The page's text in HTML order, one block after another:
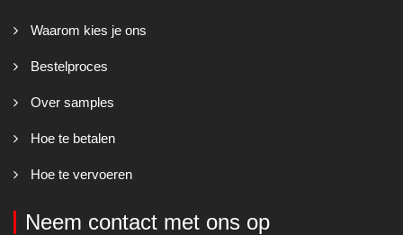
Waarom kies je ons
Bestelproces
Over samples
Hoe te betalen
Hoe te vervoeren
Neem contact met ons op